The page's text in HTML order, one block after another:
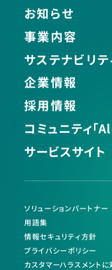
お知らせ
事業内容
サステナビリテ
企業情報
採用情報
コミュニティ「
サービスサイト
ソリューションパートナー
用語集
情報セキュリティ方針
プライバシーポリシー
カスタマーハラスメント